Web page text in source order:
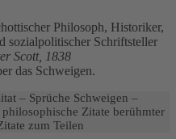
Philosoph, Historiker,
sozialpolitischer Schriftsteller
Scott, 1838
das Schweigen.
– Sprüche Schweigen –
Zitate berühmter
zum Teilen